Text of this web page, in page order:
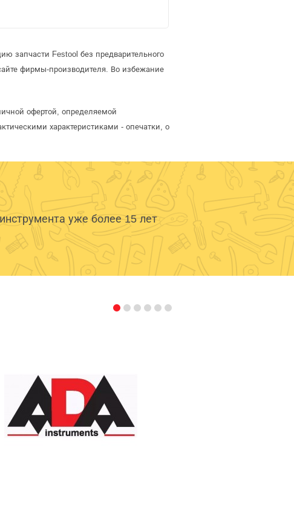
запчасти Festool без предварительного
фирмы-производителя. Во избежание
офертой, определяемой
характеристиками - опечатки, о
уже более 15 лет